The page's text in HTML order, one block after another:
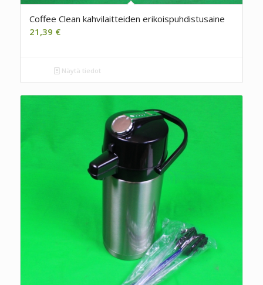
Coffee Clean kahvilaitteiden erikoispuhdistusaine
21,39 €
Näytä tiedot